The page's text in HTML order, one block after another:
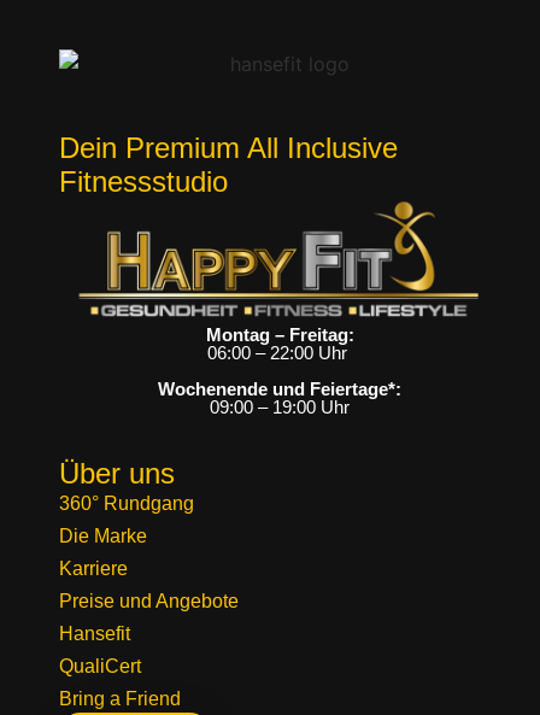
Dein Premium All Inclusive
Fitnessstudio
Montag – Freitag:
06:00 – 22:00 Uhr
Wochenende und Feiertage*:
09:00 – 19:00 Uhr
Über uns
360° Rundgang
Die Marke
Karriere
Preise und Angebote
Hansefit
QualiCert
Bring a Friend